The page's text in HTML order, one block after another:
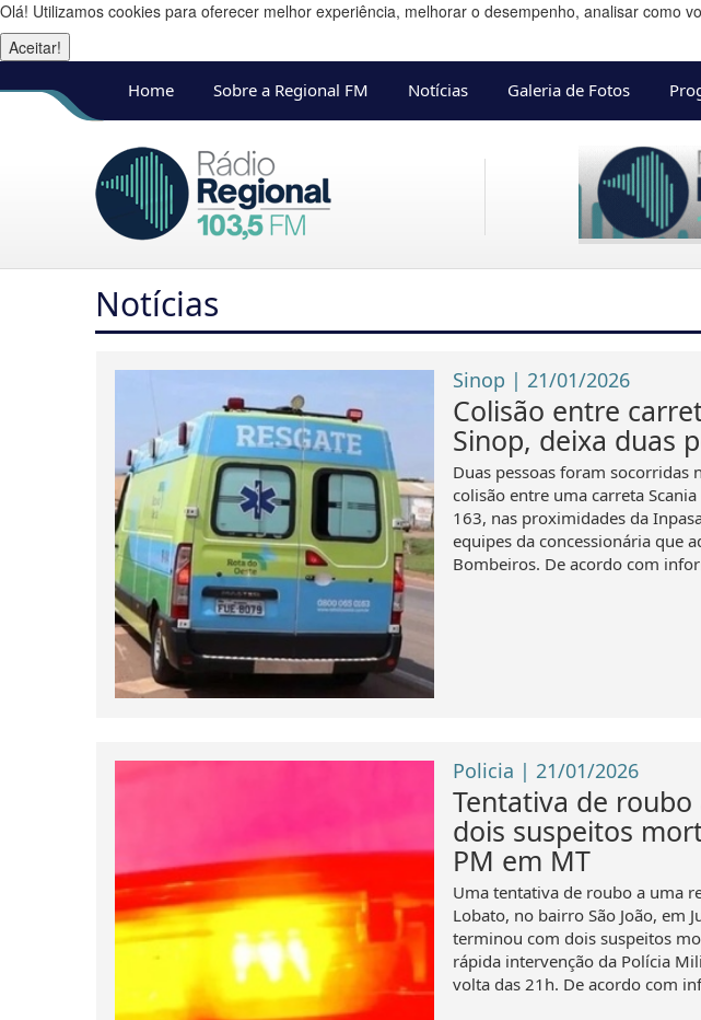
Olá! Utilizamos cookies para oferecer melhor experiência, melhorar o desempenho, analisar como
Aceitar!
Home
Sobre a Regional FM Notícias Galeria de Fotos
Notícias
Sinop | 21/01/2026
Colisão entre
Sinop, deixa duas
Duas pessoas foram socorridas
colisão entre uma carreta
163, nas proximidades da
equipes da concessionária que
Bombeiros. De acordo com
Policia | 21/01/2026
Tentativa de
dois suspeitos
PM em MT
Uma tentativa de roubo a uma
Lobato, no bairro São João, em
terminou com dois suspeitos
rápida intervenção da Polícia
volta das 21h. De acordo com